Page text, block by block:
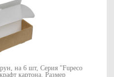
на 6 шт, Серия "Fupeco
картона. Размер